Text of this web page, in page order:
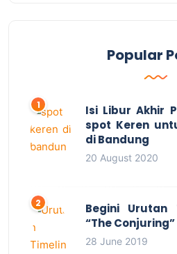
Popular
Isi Libur Akhir
spot Keren
di Bandung
20 August 2020
Begini Urutan
“The Conjuring”
28 June 2019